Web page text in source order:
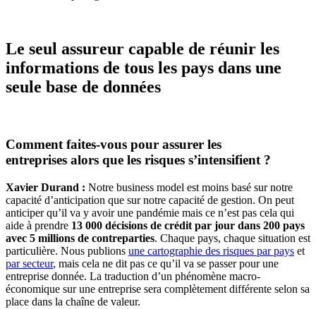
Le seul assureur capable de réunir les
informations de tous les pays dans une
seule base de données
Comment faites-vous pour assurer les
entreprises alors que les risques s’intensifient ?
Xavier Durand : Notre business model est moins basé sur notre
capacité d’anticipation que sur notre capacité de gestion. On peut
anticiper qu’il va y avoir une pandémie mais ce n’est pas cela qui
aide à prendre 13 000 décisions de crédit par jour dans 200 pays
avec 5 millions de contreparties. Chaque pays, chaque situation est
particulière. Nous publions une cartographie des risques par pays et
par secteur, mais cela ne dit pas ce qu’il va se passer pour une
entreprise donnée. La traduction d’un phénomène macro-
économique sur une entreprise sera complètement différente selon sa
place dans la chaîne de valeur.